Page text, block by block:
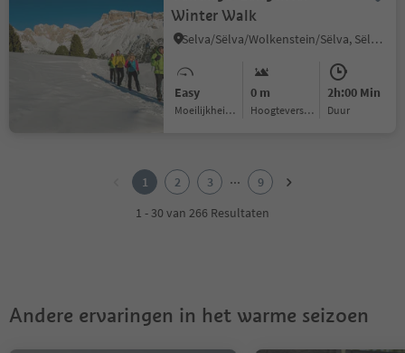
Winter Walk
Selva/Sëlva/Wolkenstein/Sëlva, Sëlva/Selva di Val Gardena, Dolomites Region Val Gardena
Easy
Moeilijkheidsgraad
0 m
Hoogteverschil
2h:00 Min
Duur
1 2 3 ...
9
1 - 30 van 266 Resultaten
Andere ervaringen in het warme seizoen